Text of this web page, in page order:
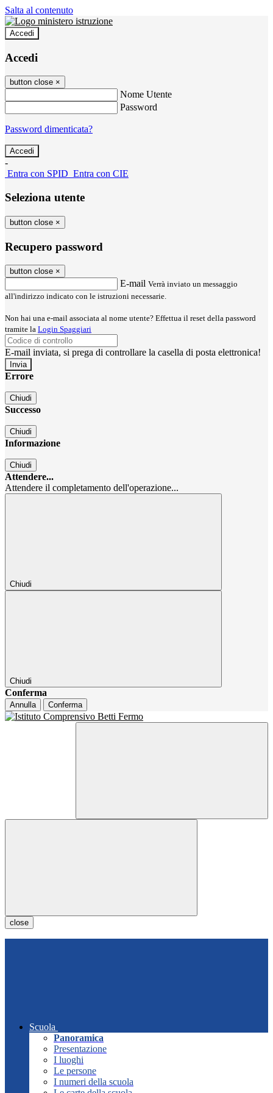
Salta al contenuto
Accedi
Accedi
button close ×
Nome Utente
Password
Password dimenticata?
-
Entra con SPID Entra con CIE
Seleziona utente
button close ×
Recupero password
button close ×
E-mail Verrà inviato un messaggio
all'indirizzo indicato con le istruzioni necessarie.
Non hai una e-mail associata al nome utente? Effettua il reset della password
tramite la Login Spaggiari
E-mail inviata, si prega di controllare la casella di posta elettronica!
Errore
Chiudi
Successo
Chiudi
Informazione
Chiudi
Attendere...
Attendere il completamento dell'operazione...
Chiudi
Chiudi
Conferma
Annulla Conferma
close
Scuola
Panoramica
Presentazione
I luoghi
Le persone
I numeri della scuola